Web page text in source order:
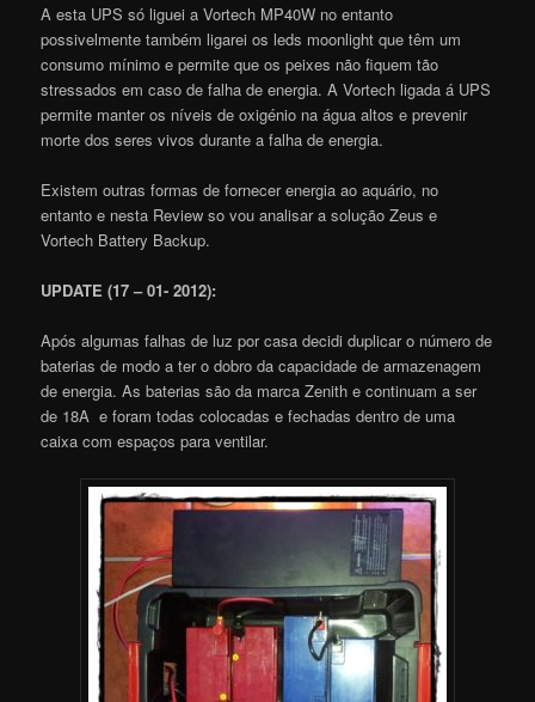
A esta UPS só liguei a Vortech MP40W no entanto
possivelmente também ligarei os leds moonlight que têm um
consumo mínimo e permite que os peixes não fiquem tão
stressados em caso de falha de energia. A Vortech ligada á UPS
permite manter os níveis de oxigénio na água altos e prevenir
morte dos seres vivos durante a falha de energia.
Existem outras formas de fornecer energia ao aquário, no
entanto e nesta Review so vou analisar a solução Zeus e
Vortech Battery Backup.
UPDATE (17 – 01- 2012):
Após algumas falhas de luz por casa decidi duplicar o número de
baterias de modo a ter o dobro da capacidade de armazenagem
de energia. As baterias são da marca Zenith e continuam a ser
de 18A e foram todas colocadas e fechadas dentro de uma
caixa com espaços para ventilar.